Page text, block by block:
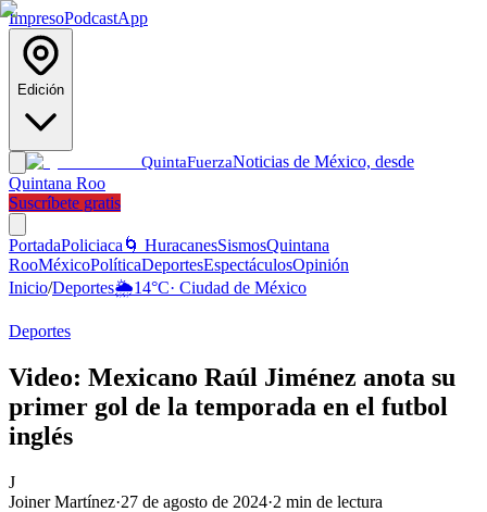
ImpresoPodcastApp
Edición
QuintaFuerzaNoticias de México, desde
Quintana Roo
Suscríbete gratis
PortadaPoliciaca 🌀 HuracanesSismosQuintana
RooMéxicoPolíticaDeportesEspectáculosOpinión
Inicio/Deportes🌦️14°C· Ciudad de México
Deportes
Video: Mexicano Raúl Jiménez anota su
primer gol de la temporada en el futbol
inglés
J
Joiner Martínez·27 de agosto de 2024·2 min de lectura